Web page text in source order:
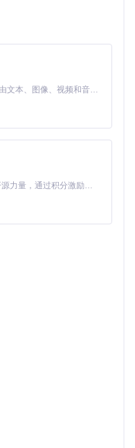
支持。社区贡献者可通
要精准地址核验的政务
MiniMax H3 是一个通用的全模态生成系统。它支持对由文本、图像、视频和音频组成的多模态上下文进行统一理解，并能生成分辨率高达 2K、时长可达 15 秒的带原生立体声音频的视频。得益于面向任务泛化的系统设计，H3 在预训练阶段就已具备广泛的多模态上下文理解与生成能力，能够出色地执行复杂的多模态指令。
「源启盛夏」暑期校园开发者成长计划旨在激活校园开源力量，通过积分激励、认证扶持、资源倾斜等形式，引导高校组织和开发者完成「入驻 — 建项目 — 做贡献 — 获认证 — 得资源」的完整闭环。无论你是想带领社团入驻平台的组织者，还是希望用代码贡献证明自己的开发者，都能在这里找到属于你的成长路径。